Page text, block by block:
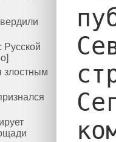
Русской
злостным